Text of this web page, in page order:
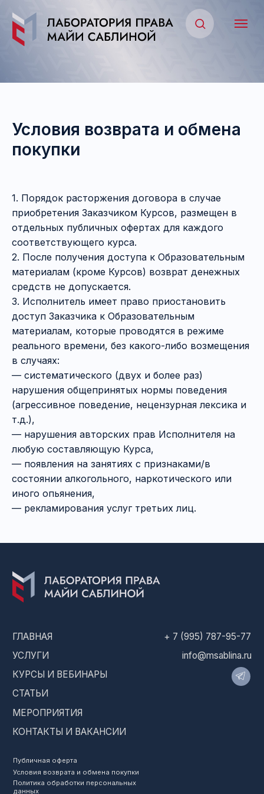
Условия возврата и обмена
покупки
1. Порядок расторжения договора в случае
приобретения Заказчиком Курсов, размещен в
отдельных публичных офертах для каждого
соответствующего курса.
2. После получения доступа к Образовательным
материалам (кроме Курсов) возврат денежных
средств не допускается.
3. Исполнитель имеет право приостановить
доступ Заказчика к Образовательным
материалам, которые проводятся в режиме
реального времени, без какого-либо возмещения
в случаях:
— систематического (двух и более раз)
нарушения общепринятых нормы поведения
(агрессивное поведение, нецензурная лексика и
т.д.),
— нарушения авторских прав Исполнителя на
любую составляющую Курса,
— появления на занятиях с признаками/в
состоянии алкогольного, наркотического или
иного опьянения,
— рекламирования услуг третьих лиц.
© Саблина Майя Александровна, 2016-2026
ГЛАВНАЯ
КУРСЫ И ВЕБИНАРЫ
МЕРОПРИЯТИЯ
СТАТЬИ
УСЛУГИ
+ 7 (995) 787-95-77
info@msablina.ru
ОГРНИП: 317774600336042, ИНН: 770474438703
Публичная оферта